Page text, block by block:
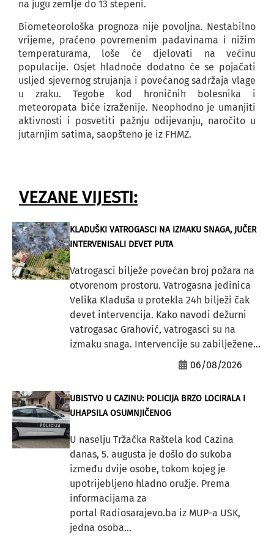
na jugu zemlje do 13 stepeni.
Biometeorološka prognoza nije povoljna. Nestabilno
vrijeme, praćeno povremenim padavinama i nižim
temperaturama, loše će djelovati na većinu
populacije. Osjet hladnoće dodatno će se pojačati
usljed sjevernog strujanja i povećanog sadržaja vlage
u zraku. Tegobe kod hroničnih bolesnika i
meteoropata biće izraženije. Neophodno je umanjiti
aktivnosti i posvetiti pažnju odijevanju, naročito u
jutarnjim satima, saopšteno je iz FHMZ.
VEZANE VIJESTI:
KLADUŠKI VATROGASCI NA IZMAKU SNAGA, JUČER
INTERVENISALI DEVET PUTA
Vatrogasci bilježe povećan broj požara na
otvorenom prostoru. Vatrogasna jedinica
Velika Kladuša u protekla 24h bilježi čak
devet intervencija. Kako navodi dežurni
vatrogasac Grahović, vatrogasci su na
izmaku snaga. Intervencije su zabilježene...
06/08/2026
UBISTVO U CAZINU: POLICIJA BRZO LOCIRALA I
UHAPSILA OSUMNJIČENOG
U naselju Tržačka Raštela kod Cazina
danas, 5. augusta je došlo do sukoba
između dvije osobe, tokom kojeg je
upotrijebljeno hladno oružje. Prema
informacijama za
portal Radiosarajevo.ba iz MUP-a USK,
jedna osoba...